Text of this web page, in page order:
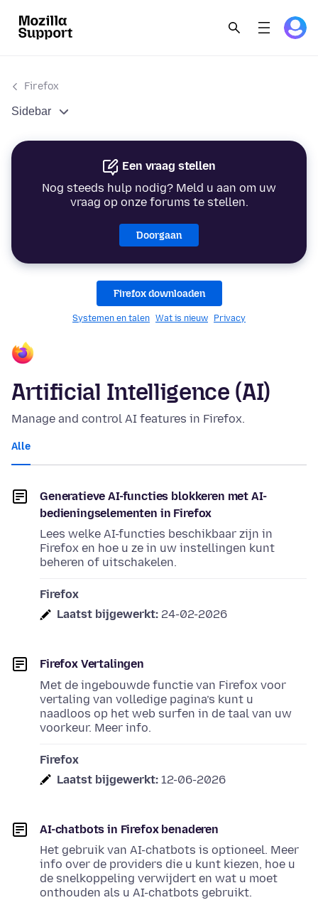
Firefox
Sidebar
Een vraag stellen
Nog steeds hulp nodig? Meld u aan om uw
vraag op onze forums te stellen.
Doorgaan
Firefox downloaden
Systemen en talen Wat is nieuw Privacy
Artificial Intelligence (AI)
Manage and control AI features in Firefox.
Alle
Generatieve AI-functies blokkeren met AI-
bedieningselementen in Firefox
Lees welke AI-functies beschikbaar zijn in
Firefox en hoe u ze in uw instellingen kunt
beheren of uitschakelen.
Firefox
Laatst bijgewerkt: 24-02-2026
Firefox Vertalingen
Met de ingebouwde functie van Firefox voor
vertaling van volledige pagina’s kunt u
naadloos op het web surfen in de taal van uw
voorkeur. Meer info.
Firefox
Laatst bijgewerkt: 12-06-2026
AI-chatbots in Firefox benaderen
Het gebruik van AI-chatbots is optioneel. Meer
info over de providers die u kunt kiezen, hoe u
de snelkoppeling verwijdert en wat u moet
onthouden als u AI-chatbots gebruikt.